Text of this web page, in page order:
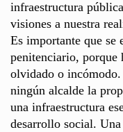
infraestructura
visiones a nuestra
Es importante que se
penitenciario, porque
olvidado o
ningún alcalde la
una infraestructura
desarrollo social.